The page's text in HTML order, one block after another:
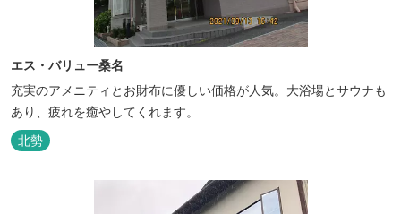
エス・バリュー桑名
充実のアメニティとお財布に優しい価格が人気。大浴場とサウナも
あり、疲れを癒やしてくれます。
北勢